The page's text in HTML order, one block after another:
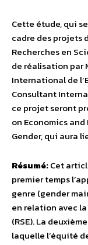
Cette étude, qui
cadre des projets
Recherches en
de réalisation par
International de
Consultant
ce projet seront
on Economics
Gender, qui aura
Résumé:Cet
premier temps
genre (gender
en relation avec
(RSE). La
laquelle l’équité